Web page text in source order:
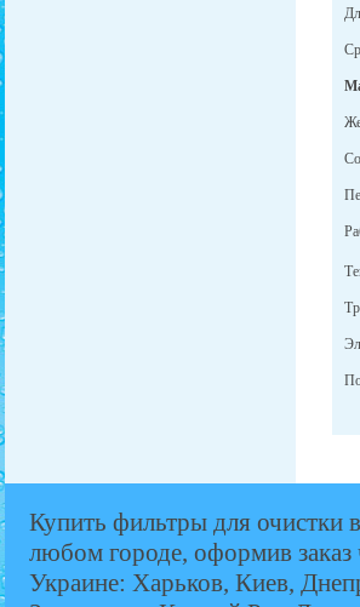
Купить фильтры для очистки
любом городе, оформив заказ
Украине: Харьков, Киев,